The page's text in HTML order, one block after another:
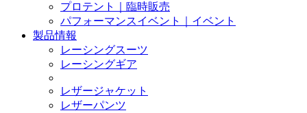
プロテント｜臨時販売
パフォーマンスイベント｜イベント
製品情報
レーシングスーツ
レーシングギア
レザージャケット
レザーパンツ